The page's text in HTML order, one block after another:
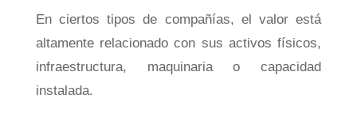
En ciertos tipos de compañías, el valor está
altamente relacionado con sus activos físicos,
infraestructura, maquinaria o capacidad
instalada.